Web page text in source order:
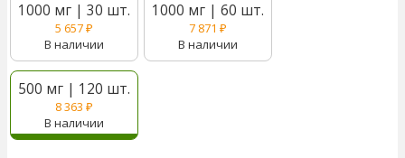
1000 мг | 30 шт.
5 657₽
В наличии
1000 мг | 60 шт.
7 871 ₽
В наличии
500 мг | 120 шт.
8 363 ₽
В наличии